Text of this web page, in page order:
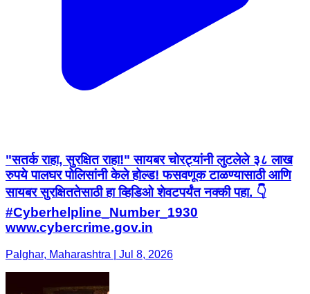
"सतर्क राहा, सुरक्षित राहा!" सायबर चोरट्यांनी लुटलेले ३८ लाख
रुपये पालघर पोलिसांनी केले होल्ड! फसवणूक टाळण्यासाठी आणि
सायबर सुरक्षिततेसाठी हा व्हिडिओ शेवटपर्यंत नक्की पहा. 👇
#Cyberhelpline_Number_1930
www.cybercrime.gov.in
Palghar, Maharashtra | Jul 8, 2026